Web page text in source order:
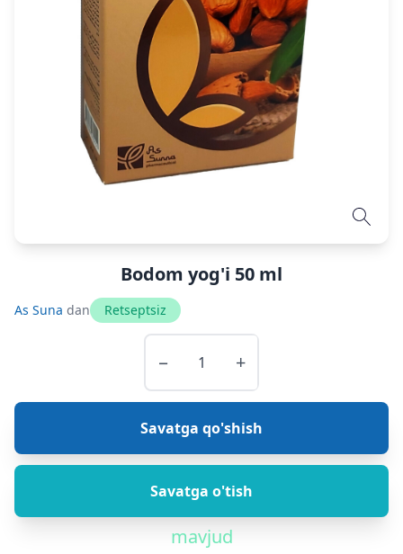
Bodom yog'i 50 ml
As Suna dan Retseptsiz
− +
Savatga qo'shish
Savatga o'tish
mavjud